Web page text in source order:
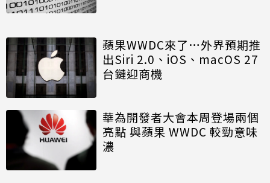
蘋果WWDC來了…外界預期推
出Siri 2.0、iOS、macOS 27
台鏈迎商機
華為開發者大會本周登場兩個
亮點 與蘋果 WWDC 較勁意味
濃